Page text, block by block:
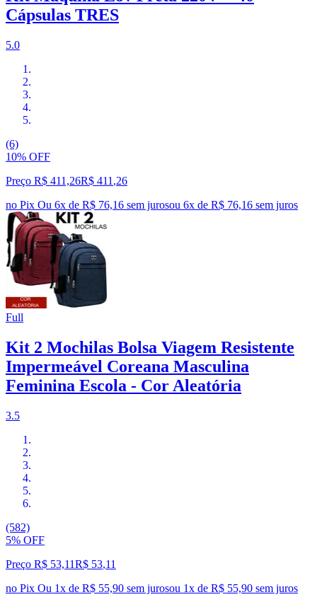
Cápsulas TRES
5.0
(6)
10% OFF
Preço R$ 411,26R$ 411 ,26
no Pix Ou 6x de R$ 76,16 sem jurosou 6x de R$ 76,16 sem juros
Full
Kit 2 Mochilas Bolsa Viagem Resistente
Impermeável Coreana Masculina
Feminina Escola - Cor Aleatória
3.5
(582)
5% OFF
Preço R$ 53,11R$ 53,11
no Pix Ou 1x de R$ 55,90 sem jurosou 1x de R$ 55,90 sem juros